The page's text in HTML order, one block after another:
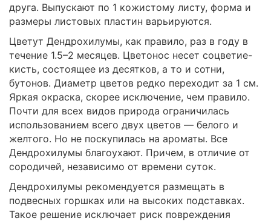
друга. Выпускают по 1 кожистому листу, форма и
размеры листовых пластин варьируются.
Цветут Дендрохилумы, как правило, раз в году в
течение 1.5–2 месяцев. Цветонос несет соцветие-
кисть, состоящее из десятков, а то и сотни,
бутонов. Диаметр цветов редко переходит за 1 см.
Яркая окраска, скорее исключение, чем правило.
Почти для всех видов природа ограничилась
использованием всего двух цветов — белого и
желтого. Но не поскупилась на ароматы. Все
Дендрохилумы благоухают. Причем, в отличие от
сородичей, независимо от времени суток.
Дендрохилумы рекомендуется размещать в
подвесных горшках или на высоких подставках.
Такое решение исключает риск повреждения